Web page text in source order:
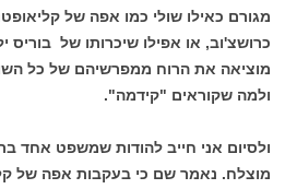
מגורם כאילו שולי כמו אפה של
כרושצ'וב, או אפילו שיכרותו של בוריס
מוציאה את הרוח ממפרשיהם של כל
ולמה שקוראים "קידמה".
ולסיום אני חייב להודות שמשפט אחד
מוצלח. נאמר שם כי בעקבות אפה של